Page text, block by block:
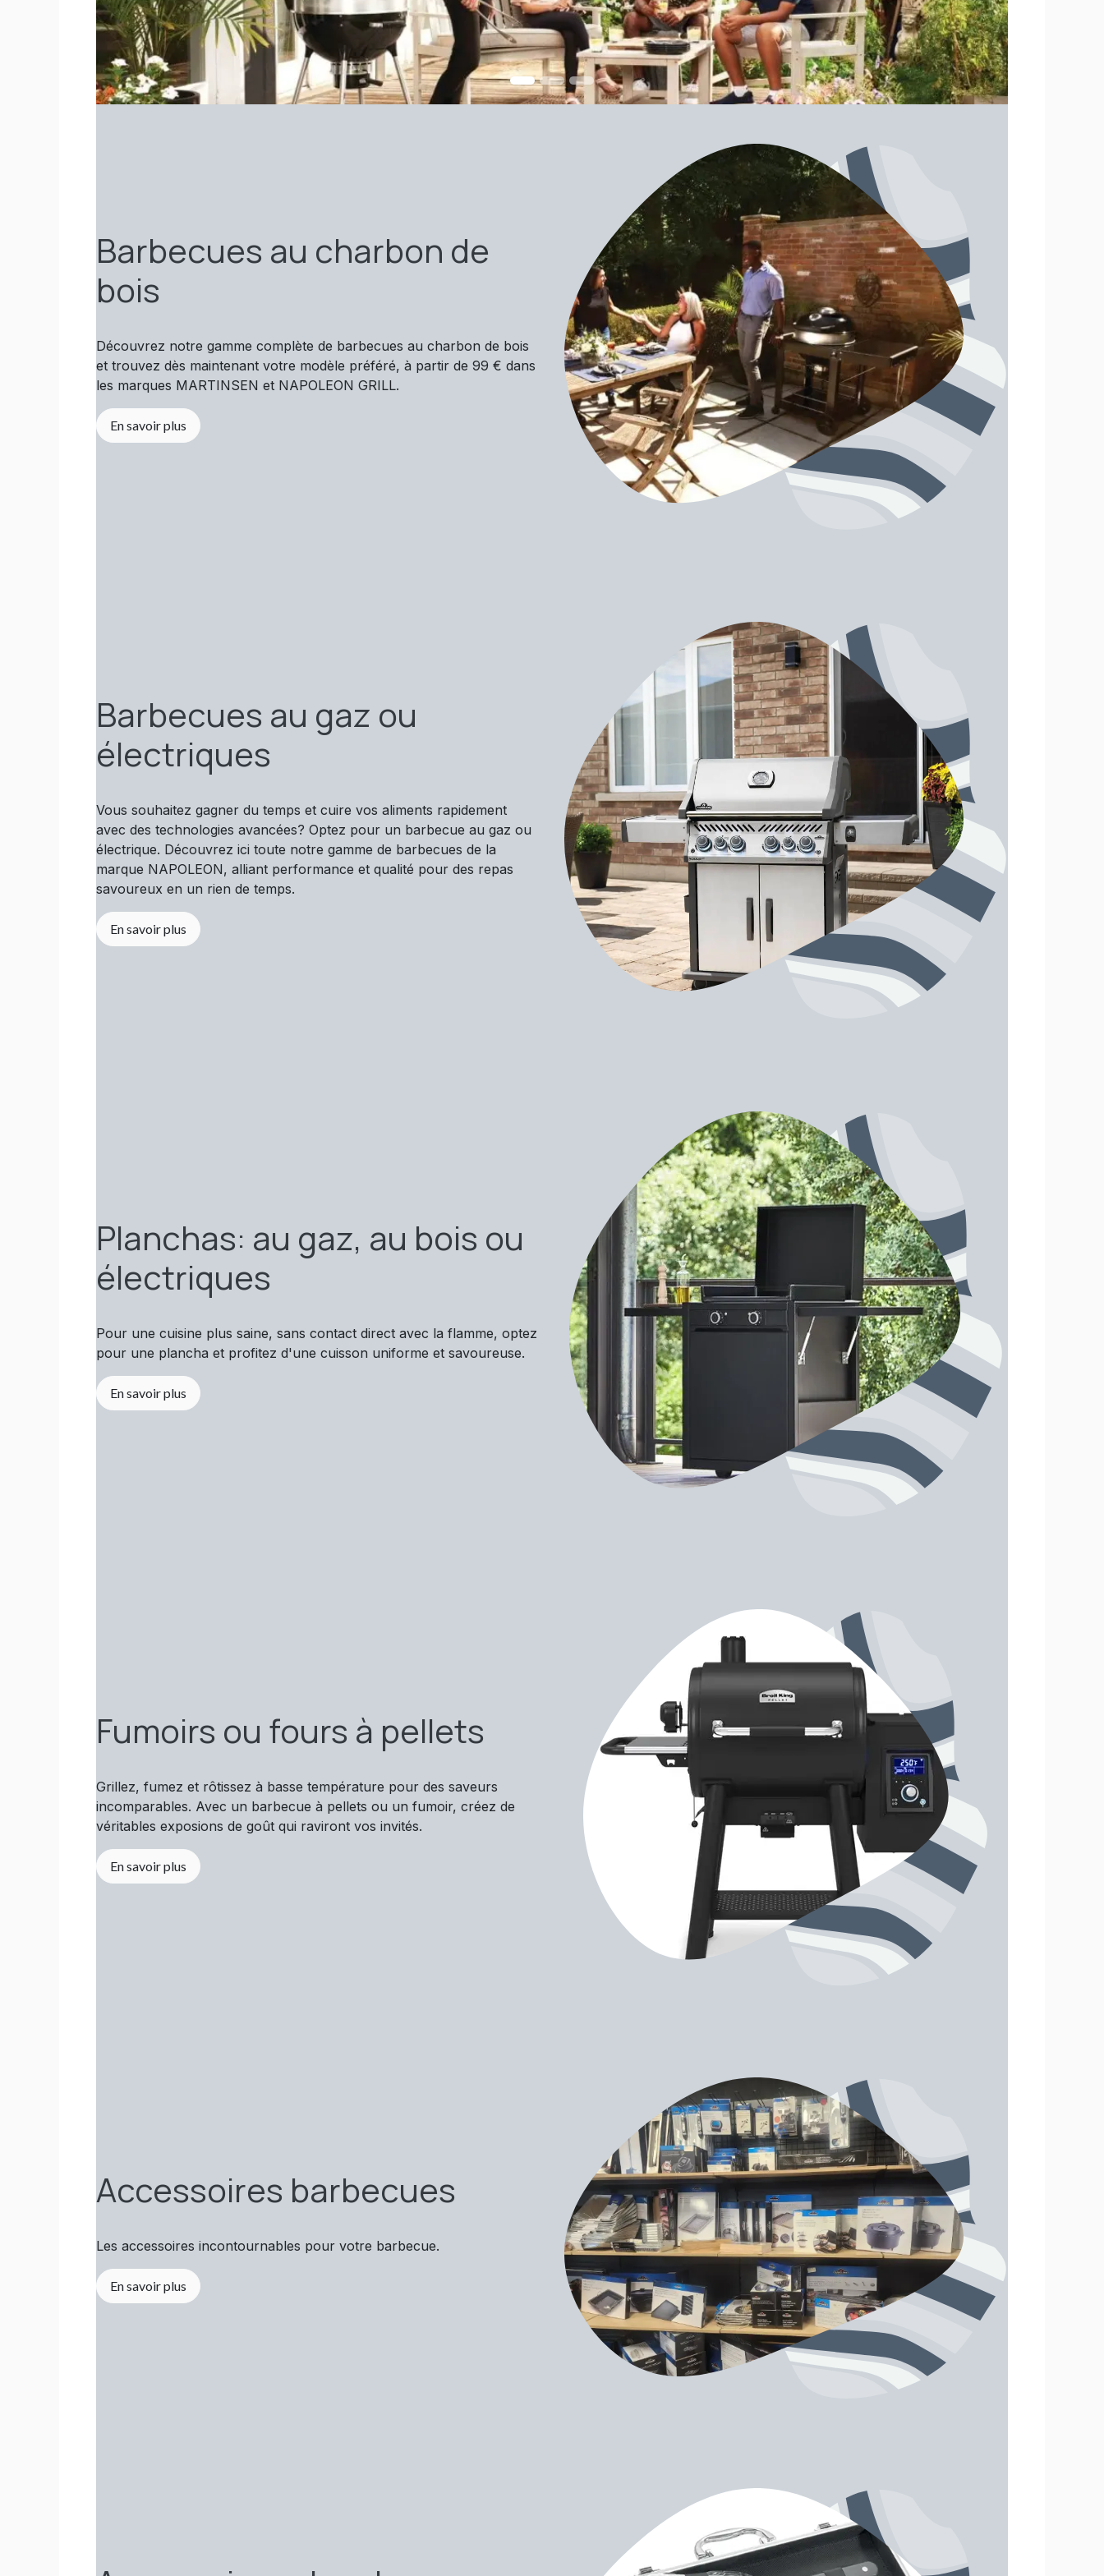
Barbecues au charbon de
bois
Découvrez notre gamme complète de barbecues au charbon de bois
et trouvez dès maintenant votre modèle préféré, à partir de 99 € dans
les marques MARTINSEN et NAPOLEON GRILL.
En savoir plus
Barbecues au gaz ou
électriques
Vous souhaitez gagner du temps et cuire vos aliments rapidement
avec des technologies avancées? Optez pour un barbecue au gaz ou
électrique. Découvrez ici toute notre gamme de barbecues de la
marque NAPOLEON, alliant performance et qualité pour des repas
savoureux en un rien de temps.
En savoir plus
Planchas: au gaz, au bois ou
électriques
Pour une cuisine plus saine, sans contact direct avec la flamme, optez
pour une plancha et profitez d'une cuisson uniforme et savoureuse.
En savoir plus
Fumoirs ou fours à pellets
Grillez, fumez et rôtissez à basse température pour des saveurs
incomparables. Avec un barbecue à pellets ou un fumoir, créez de
véritables exposions de goût qui raviront vos invités.
En savoir plus
Accessoires barbecues
Les accessoires incontournables pour votre barbecue.
En savoir plus